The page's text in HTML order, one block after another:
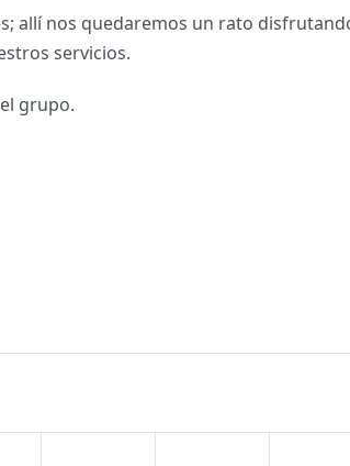
allí nos quedaremos un rato
servicios.
grupo.